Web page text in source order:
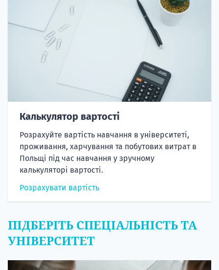
Калькулятор вартості
Розрахуйте вартість навчання в університеті,
проживання, харчування та побутових витрат в
Польщі під час навчання у зручному
калькуляторі вартості.
Розрахувати вартість
ПІДБЕРІТЬ СПЕЦІАЛЬНІСТЬ ТА
УНІВЕРСИТЕТ